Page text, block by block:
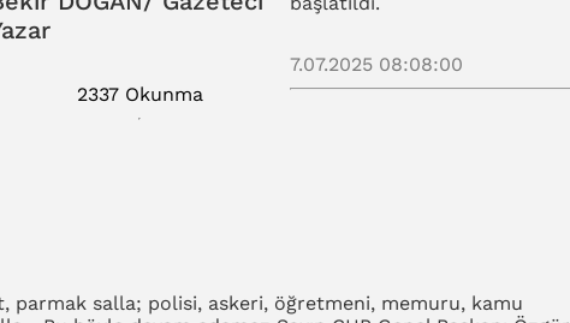
2337 Okunma
7.07.2025 08:08:00
parmak salla; polisi, askeri, öğretmeni, memuru, kamu